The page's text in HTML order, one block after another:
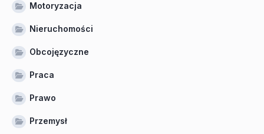
Motoryzacja
Nieruchomości
Obcojęzyczne
Praca
Prawo
Przemysł